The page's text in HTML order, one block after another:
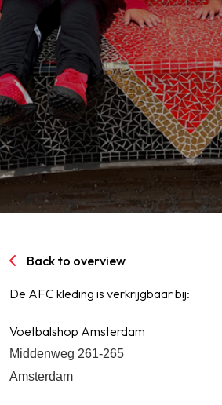
SPORTPARK GOED GENOEG
LIDMAATSCHAP
CONTACT
Back to overview
De AFC kleding is verkrijgbaar bij:
Voetbalshop Amsterdam
Middenweg 261-265
Amsterdam